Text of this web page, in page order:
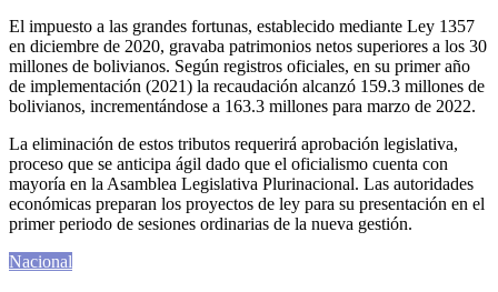
El impuesto a las grandes fortunas, establecido mediante Ley 1357
en diciembre de 2020, gravaba patrimonios netos superiores a los 30
millones de bolivianos. Según registros oficiales, en su primer año
de implementación (2021) la recaudación alcanzó 159.3 millones de
bolivianos, incrementándose a 163.3 millones para marzo de 2022.
La eliminación de estos tributos requerirá aprobación legislativa,
proceso que se anticipa ágil dado que el oficialismo cuenta con
mayoría en la Asamblea Legislativa Plurinacional. Las autoridades
económicas preparan los proyectos de ley para su presentación en el
primer periodo de sesiones ordinarias de la nueva gestión.
Nacional